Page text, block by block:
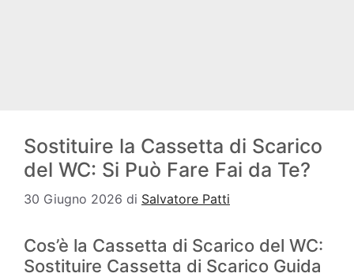
Sostituire la Cassetta di Scarico
del WC: Si Può Fare Fai da Te?
30 Giugno 2026 di Salvatore Patti
Cos’è la Cassetta di Scarico del WC:
Sostituire Cassetta di Scarico Guida